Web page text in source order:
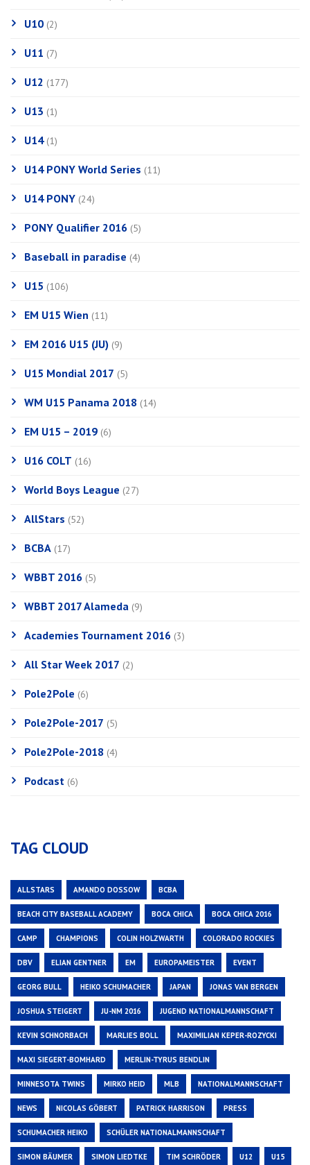
U10 (2)
U11 (7)
U12 (177)
U13 (1)
U14(1)
U14 PONY World Series (11)
U14 PONY (24)
PONY Qualifier 2016 (5)
Baseball in paradise (4)
U15 (106)
EM U15 Wien (11)
EM 2016 U15 (JU) (9)
U15 Mondial 2017 (5)
WM U15 Panama 2018 (14)
EM U15 – 2019 (6)
U16 COLT (16)
World Boys League (27)
AllStars (52)
BCBA (17)
WBBT 2016 (5)
WBBT 2017 Alameda (9)
Academies Tournament 2016 (3)
All Star Week 2017 (2)
Pole2Pole (6)
Pole2Pole-2017 (5)
Pole2Pole-2018 (4)
Podcast (6)
TAG CLOUD
ALLSTARS AMANDO DOSSOW BCBA
BEACH CITY BASEBALL ACADEMY BOCA CHICA BOCA CHICA 2016
CAMP CHAMPIONS COLIN HOLZWARTH COLORADO ROCKIES
DBV ELIAN GENTNER EM EUROPAMEISTER EVENT
GEORG BULL HEIKO SCHUMACHER JAPAN JONAS VAN BERGEN
JOSHUA STEIGERT JU-NM 2016 JUGEND NATIONALMANNSCHAFT
KEVIN SCHNORBACH MARLIES BOLL MAXIMILIAN KEPER-ROZYCKI
MAXI SIEGERT-BOMHARD MERLIN-TYRUS BENDLIN
MINNESOTA TWINS MIRKO HEID MLB NATIONALMANNSCHAFT
NEWS NICOLAS GÖBERT PATRICK HARRISON PRESS
SCHUMACHER HEIKO SCHÜLER NATIONALMANNSCHAFT
SIMON BÄUMER SIMON LIEDTKE TIM SCHRÖDER U12 U15